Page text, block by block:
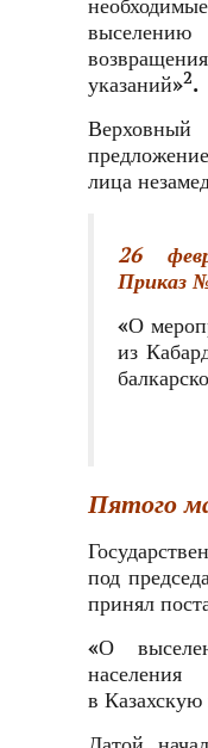
указаний»2.
лица
26
Приказ
«О
из
Пятого
под
принял
«О
в